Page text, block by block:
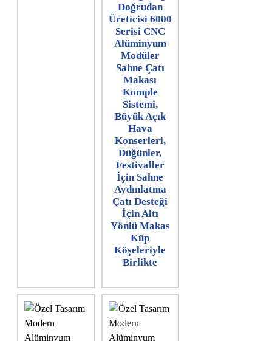
Doğrudan
Üreticisi 6000
Serisi CNC
Alüminyum
Modüler
Sahne Çatı
Makası
Komple
Sistemi,
Büyük Açık
Hava
Konserleri,
Düğünler,
Festivaller
İçin Sahne
Aydınlatma
Çatı Desteği
İçin Altı
Yönlü Makas
Küp
Köşeleriyle
Birlikte